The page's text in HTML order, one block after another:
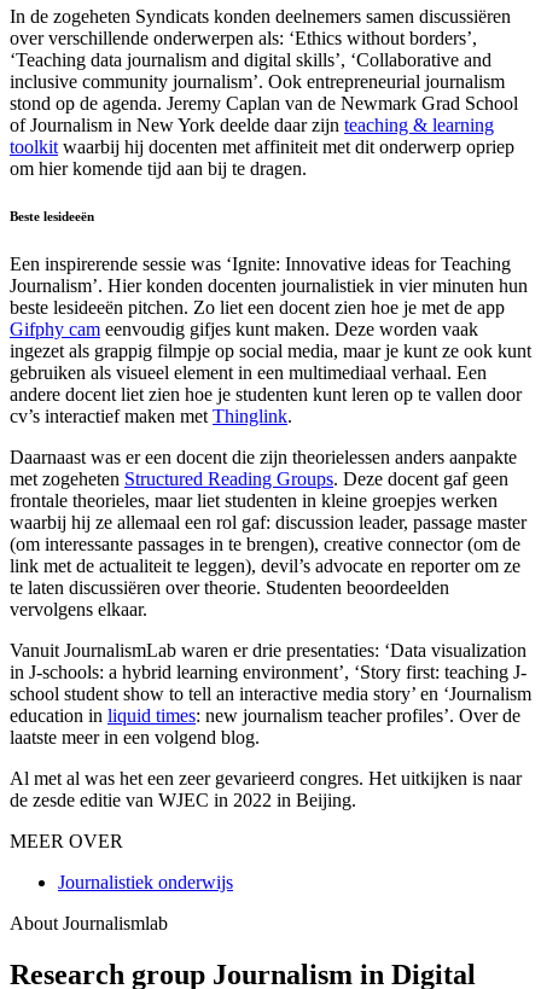
In de zogeheten Syndicats konden deelnemers samen discussiëren
over verschillende onderwerpen als: ‘Ethics without borders’,
‘Teaching data journalism and digital skills’, ‘Collaborative and
inclusive community journalism’. Ook entrepreneurial journalism
stond op de agenda. Jeremy Caplan van de Newmark Grad School
of Journalism in New York deelde daar zijn teaching & learning
toolkit waarbij hij docenten met affiniteit met dit onderwerp opriep
om hier komende tijd aan bij te dragen.
Beste lesideeën
Een inspirerende sessie was ‘Ignite: Innovative ideas for Teaching
Journalism’. Hier konden docenten journalistiek in vier minuten hun
beste lesideeën pitchen. Zo liet een docent zien hoe je met de app
Gifphy cam eenvoudig gifjes kunt maken. Deze worden vaak
ingezet als grappig filmpje op social media, maar je kunt ze ook kunt
gebruiken als visueel element in een multimediaal verhaal. Een
andere docent liet zien hoe je studenten kunt leren op te vallen door
cv’s interactief maken metThinglink.
Daarnaast was er een docent die zijn theorielessen anders aanpakte
met zogeheten Structured Reading Groups. Deze docent gaf geen
frontale theorieles, maar liet studenten in kleine groepjes werken
waarbij hij ze allemaal een rol gaf: discussion leader, passage master
(om interessante passages in te brengen), creative connector (om de
link met de actualiteit te leggen), devil’s advocate en reporter om ze
te laten discussiëren over theorie. Studenten beoordeelden
vervolgens elkaar.
Vanuit JournalismLab waren er drie presentaties: ‘Data visualization
in J-schools: a hybrid learning environment’, ‘Story first: teaching J-
school student show to tell an interactive media story’ en ‘Journalism
education in liquid times: new journalism teacher profiles’. Over de
laatste meer in een volgend blog.
Al met al was het een zeer gevarieerd congres. Het uitkijken is naar
de zesde editie van WJEC in 2022 in Beijing.
MEER OVER
Journalistiek onderwijs
About Journalismlab
Research group Journalism in Digital